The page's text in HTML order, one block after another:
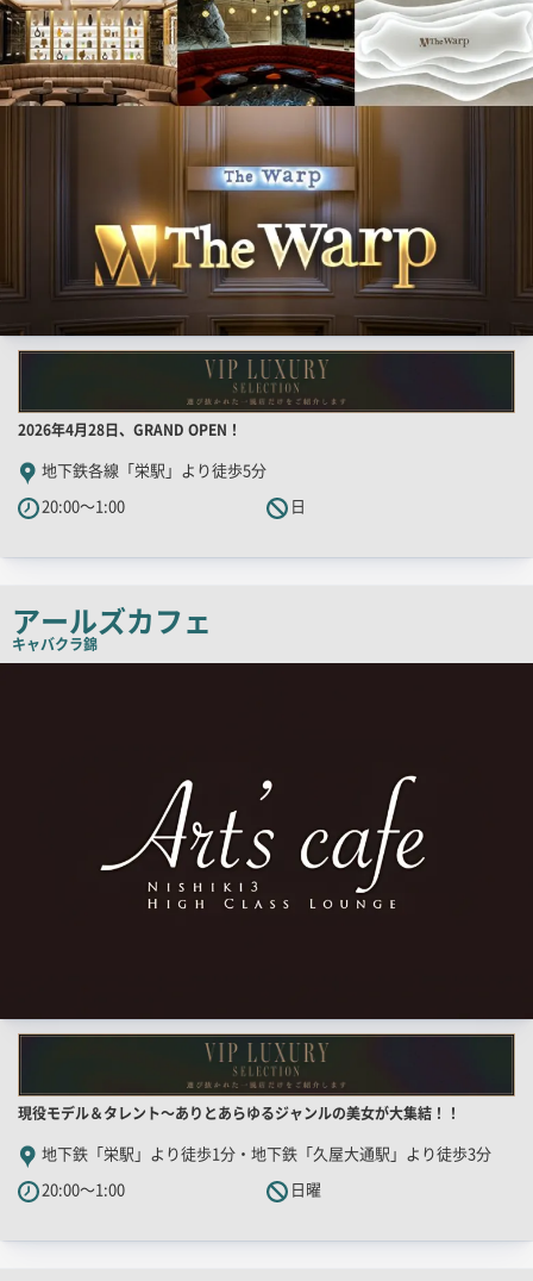
結
果
一
覧
用
画
店
舗
PR
キ
コ
ピ
2026年4月28日、GRAND OPEN！
地下鉄各線「栄駅」より徒歩5分
20:00～1:00
日
アールズカフェ
キャバクラ錦
店
舗
PR
キ
現役モデル＆タレント～ありとあらゆるジャンルの美女が大集結！！
地下鉄「栄駅」より徒歩1分・地下鉄「久屋大通駅」より徒歩3分
20:00～1:00
日曜